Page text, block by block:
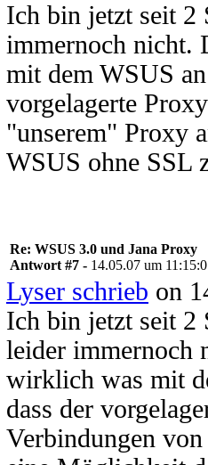
Ich bin jetzt seit 2
immernoch nicht.
mit dem WSUS
vorgelagerte
"unserem" Proxy
WSUS ohne SSL
Re: WSUS 3.0 und Jana Proxy
Antwort #7 - 14.05.07 um
Lyser schrieb on
Ich bin jetzt seit 2
leider immernoch
wirklich was mit
dass der
Verbindungen